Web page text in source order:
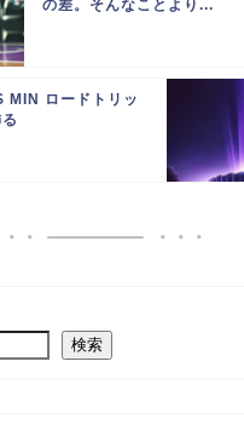
の差。そんなことより...
ロードトリッ
検索